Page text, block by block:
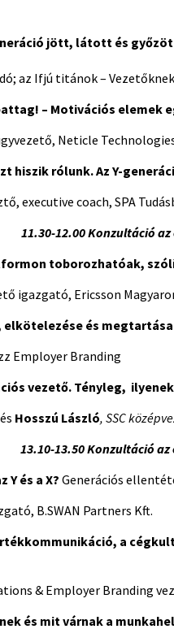
jött, látott és
az Ifjú titánok –
– Motivációs elemek
Neticle
hiszik rólunk. Az Y-
executive coach, SPA
11.30-12.00 Konzultáció
toborozhatóak,
igazgató, Ericsson
elkötelezése és
Employer Branding
vezető. Tényleg,
és Hosszú László, SSC
13.10-13.50 Konzultáció
Y és a X? Generációs
B.SWAN Partners Kft.
a
& Employer Branding
és mit várnak a